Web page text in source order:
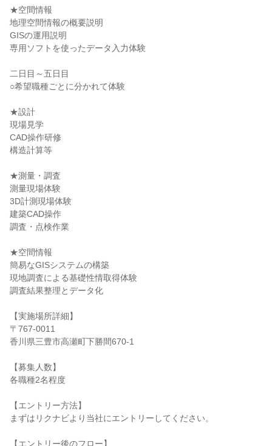
★空間情報
地理空間情報の概要説明
GISの運用説明
専用ソフトを使ったデータ入力体験
二日目～五日目
○希望職種ごとに分かれて体験
★設計
現場見学
CAD操作研修
構造計算等
★測量・調査
測量現場体験
3D計測現場体験
建築CAD操作
調査・点検作業
★空間情報
簡易なGISシステムの構築
現地調査による基礎性情取得体験
調査結果整理とデータ化
【実施場所詳細】
〒767-0011
香川県三豊市高瀬町下勝間670-1
【募集人数】
各職種2名程度
【エントリー方法】
まずはリクナビより当社にエントリーしてください。
【エントリー後のフロー】